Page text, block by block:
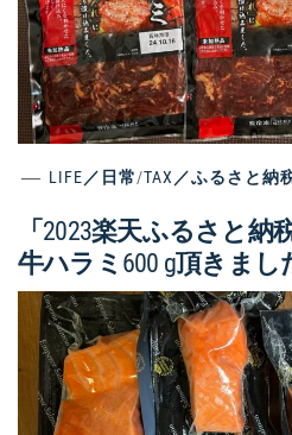
LIFE／日常/TAX／ふるさと納
「2023楽天ふるさと納
牛ハラミ600 g頂きまし